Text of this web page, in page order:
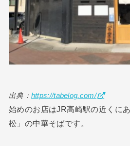
出典： https://tabelog.com/
始めのお店はJR高崎駅の近くに
松」の中華そばです。